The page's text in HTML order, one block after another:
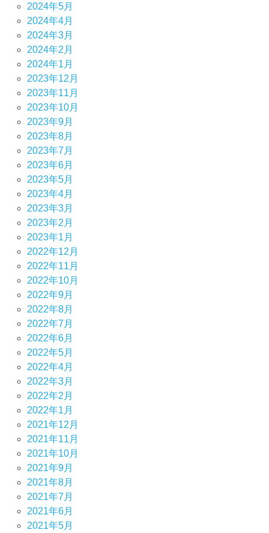
2024年5月
2024年4月
2024年3月
2024年2月
2024年1月
2023年12月
2023年11月
2023年10月
2023年9月
2023年8月
2023年7月
2023年6月
2023年5月
2023年4月
2023年3月
2023年2月
2023年1月
2022年12月
2022年11月
2022年10月
2022年9月
2022年8月
2022年7月
2022年6月
2022年5月
2022年4月
2022年3月
2022年2月
2022年1月
2021年12月
2021年11月
2021年10月
2021年9月
2021年8月
2021年7月
2021年6月
2021年5月